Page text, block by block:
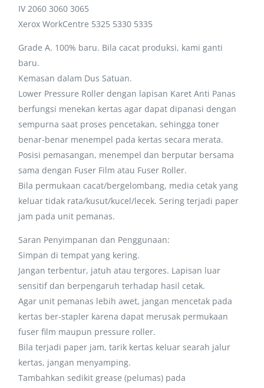
IV 2060 3060 3065
Xerox WorkCentre 5325 5330 5335
Grade A. 100% baru. Bila cacat produksi, kami ganti
baru.
Kemasan dalam Dus Satuan.
Lower Pressure Roller dengan lapisan Karet Anti Panas
berfungsi menekan kertas agar dapat dipanasi dengan
sempurna saat proses pencetakan, sehingga toner
benar-benar menempel pada kertas secara merata.
Posisi pemasangan, menempel dan berputar bersama
sama dengan Fuser Film atau Fuser Roller.
Bila permukaan cacat/bergelombang, media cetak yang
keluar tidak rata/kusut/kucel/lecek. Sering terjadi paper
jam pada unit pemanas.
Saran Penyimpanan dan Penggunaan:
Simpan di tempat yang kering.
Jangan terbentur, jatuh atau tergores. Lapisan luar
sensitif dan berpengaruh terhadap hasil cetak.
Agar unit pemanas lebih awet, jangan mencetak pada
kertas ber-stapler karena dapat merusak permukaan
fuser film maupun pressure roller.
Bila terjadi paper jam, tarik kertas keluar searah jalur
kertas, jangan menyamping.
Tambahkan sedikit grease (pelumas) pada